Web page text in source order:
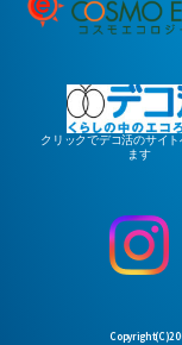
クリックでデコ活のサイ
ます